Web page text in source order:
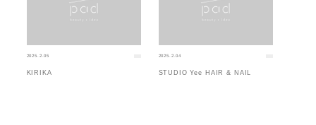
2025.2.05
KIRIKA
2025.2.04
STUDIO Yee HAIR & NAIL